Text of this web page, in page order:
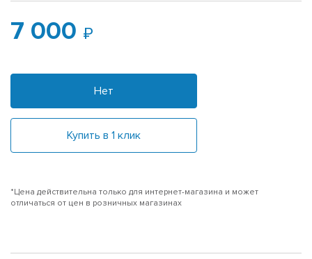
7 000
Нет
Купить в 1 клик
*Цена действительна только для интернет-магазина и может
отличаться от цен в розничных магазинах